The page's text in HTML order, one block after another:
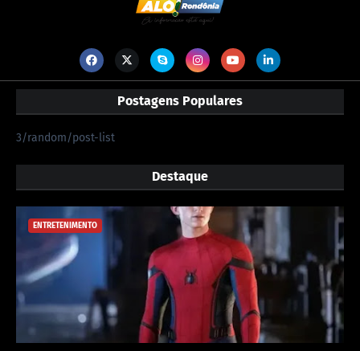
Postagens Populares
3/random/post-list
Destaque
ENTRETENIMENTO